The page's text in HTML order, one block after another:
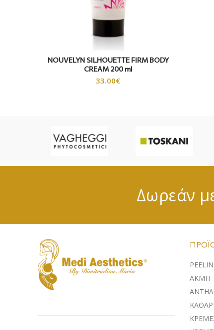
NOUVELYN SILHOUETTE FIRM BODY
CREAM 200 ml
33.00€
Δωρεάν
ΑΚΜΗ